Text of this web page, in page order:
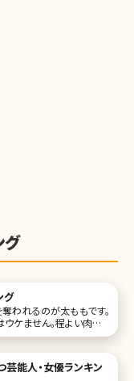
グ
グ
われるのが太ももです。
ケません。程よい肉付き
な太ももは男性から見て
芸能人・女優ランキン